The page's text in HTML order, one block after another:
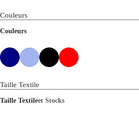
Couleurs
Couleurs
Taille Textile
Taille Textileet Stocks